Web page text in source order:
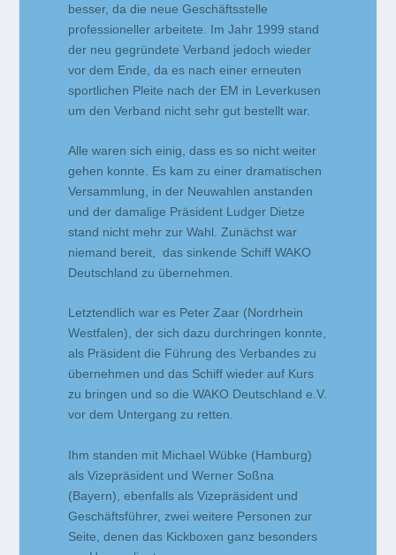
besser, da die neue Geschäftsstelle
professioneller arbeitete. Im Jahr 1999 stand
der neu gegründete Verband jedoch wieder
vor dem Ende, da es nach einer erneuten
sportlichen Pleite nach der EM in Leverkusen
um den Verband nicht sehr gut bestellt war.
Alle waren sich einig, dass es so nicht weiter
gehen konnte. Es kam zu einer dramatischen
Versammlung, in der Neuwahlen anstanden
und der damalige Präsident Ludger Dietze
stand nicht mehr zur Wahl. Zunächst war
niemand bereit, das sinkende Schiff WAKO
Deutschland zu übernehmen.
Letztendlich war es Peter Zaar (Nordrhein
Westfalen), der sich dazu durchringen konnte,
als Präsident die Führung des Verbandes zu
übernehmen und das Schiff wieder auf Kurs
zu bringen und so die WAKO Deutschland e.V.
vor dem Untergang zu retten.
Ihm standen mit Michael Wübke (Hamburg)
als Vizepräsident und Werner Soßna
(Bayern), ebenfalls als Vizepräsident und
Geschäftsführer, zwei weitere Personen zur
Seite, denen das Kickboxen ganz besonders